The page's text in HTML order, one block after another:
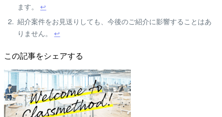
ます。↩
紹介案件をお見送りしても、今後のご紹介に影響することはあ
りません。↩
この記事をシェアする